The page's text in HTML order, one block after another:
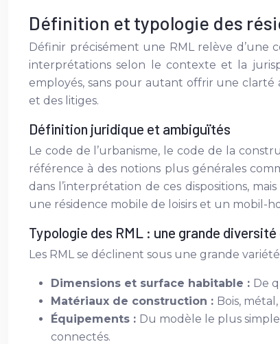
Définition et typologie des
Définir précisément une RML relève d’une
interprétations selon le contexte et la
employés, sans pour autant offrir une
et des litiges.
Définition juridique et ambiguïtés
Le code de l’urbanisme, le code de la
référence à des notions plus générales
dans l’interprétation de ces dispositions,
une résidence mobile de loisirs et un mobil-
Typologie des RML : une grande diversité
Les RML se déclinent sous une grande
Dimensions et surface habitable : De
Matériaux de construction : Bois,
Équipements : Du modèle le plus
connectés.